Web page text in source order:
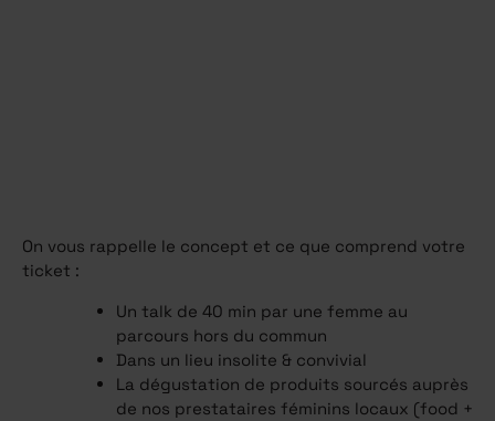
On vous rappelle le concept et ce que comprend votre
ticket :
Un talk de 40 min par une femme au
parcours hors du commun
Dans un lieu insolite & convivial
La dégustation de produits sourcés auprès
de nos prestataires féminins locaux (food +